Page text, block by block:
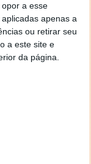
a esse
apenas a
ou retirar seu
a este site e
da página.
Ricardo Ferreira